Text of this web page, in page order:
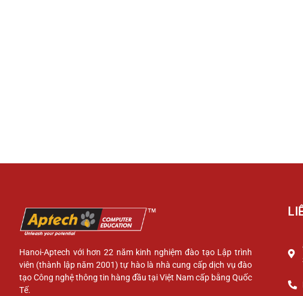
Hanoi-Aptech với hơn 22 năm kinh nghiệm đào tạo Lập trình
viên (thành lập năm 2001) tự hào là nhà cung cấp dịch vụ đào
tạo Công nghệ thông tin hàng đầu tại Việt Nam cấp bằng Quốc
Tế.